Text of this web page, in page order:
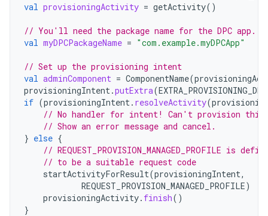
val provisioningActivity = getActivity()
// You'll need the package name for the DPC app.
val myDPCPackageName = "com.example.myDPCApp"
// Set up the provisioning intent
val adminComponent = ComponentName(
provisioningIntent.putExtra(
if (provisioningIntent. resolveActivity(
// No handler for intent! Can't provision this
// Show an error message and cancel.
} else {
// REQUEST_PROVISION_MANAGED_PROFILE is
// to be a suitable request code
startActivityForResult(provisioningIntent,
REQUEST_PROVISION_MANAGED_PROFILE)
provisioningActivity. finish()
}